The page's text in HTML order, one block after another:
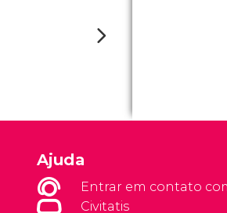
Ajuda
Entrar em contato
Civitatis